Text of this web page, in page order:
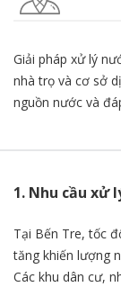
Giải pháp xử lý
nhà trọ và cơ sở
nguồn nước và
1. Nhu cầu xử
Tại Bến Tre, tốc
tăng khiến lượng
Các khu dân cư,